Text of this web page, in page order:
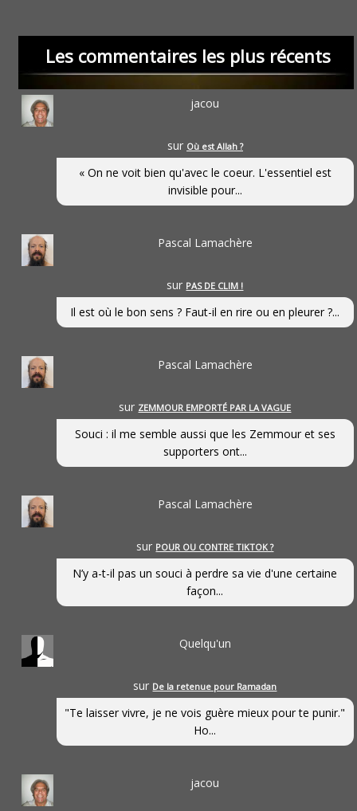
Les commentaires les plus récents
jacou
sur Où est Allah ?
« On ne voit bien qu'avec le coeur. L'essentiel est
invisible pour...
Pascal Lamachère
sur PAS DE CLIM !
Il est où le bon sens ? Faut-il en rire ou en pleurer ?...
Pascal Lamachère
sur ZEMMOUR EMPORTÉ PAR LA VAGUE
Souci : il me semble aussi que les Zemmour et ses
supporters ont...
Pascal Lamachère
sur POUR OU CONTRE TIKTOK ?
N’y a-t-il pas un souci à perdre sa vie d'une certaine
façon...
Quelqu'un
sur De la retenue pour Ramadan
"Te laisser vivre, je ne vois guère mieux pour te punir."
Ho...
jacou